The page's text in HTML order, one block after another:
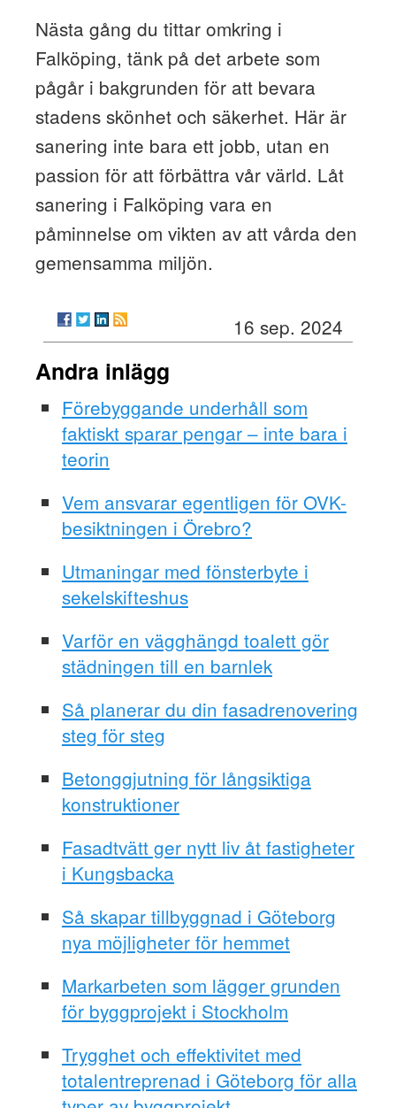
Nästa gång du tittar omkring i
Falköping, tänk på det arbete som
pågår i bakgrunden för att bevara
stadens skönhet och säkerhet. Här är
sanering inte bara ett jobb, utan en
passion för att förbättra vår värld. Låt
sanering i Falköping vara en
påminnelse om vikten av att vårda den
gemensamma miljön.
16 sep. 2024
Andra inlägg
Förebyggande underhåll som
faktiskt sparar pengar – inte bara i
teorin
Vem ansvarar egentligen för OVK-
besiktningen i Örebro?
Utmaningar med fönsterbyte i
sekelskifteshus
Varför en vägghängd toalett gör
städningen till en barnlek
Så planerar du din fasadrenovering
steg för steg
Betonggjutning för långsiktiga
konstruktioner
Fasadtvätt ger nytt liv åt fastigheter
i Kungsbacka
Så skapar tillbyggnad i Göteborg
nya möjligheter för hemmet
Markarbeten som lägger grunden
för byggprojekt i Stockholm
Trygghet och effektivitet med
totalentreprenad i Göteborg för alla